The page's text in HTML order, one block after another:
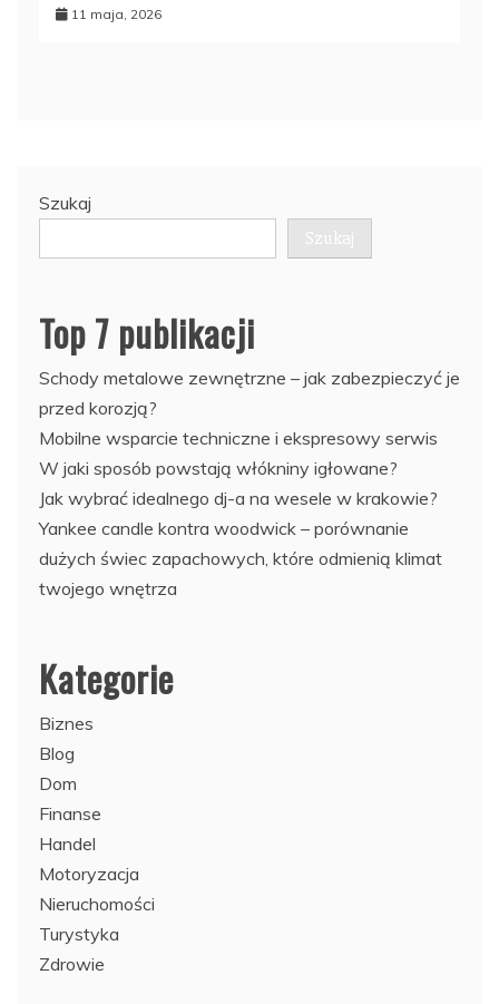
11 maja, 2026
Szukaj
Szukaj
Top 7 publikacji
Schody metalowe zewnętrzne – jak zabezpieczyć je
przed korozją?
Mobilne wsparcie techniczne i ekspresowy serwis
W jaki sposób powstają włókniny igłowane?
Jak wybrać idealnego dj-a na wesele w krakowie?
Yankee candle kontra woodwick – porównanie
dużych świec zapachowych, które odmienią klimat
twojego wnętrza
Kategorie
Biznes
Blog
Dom
Finanse
Handel
Motoryzacja
Nieruchomości
Turystyka
Zdrowie